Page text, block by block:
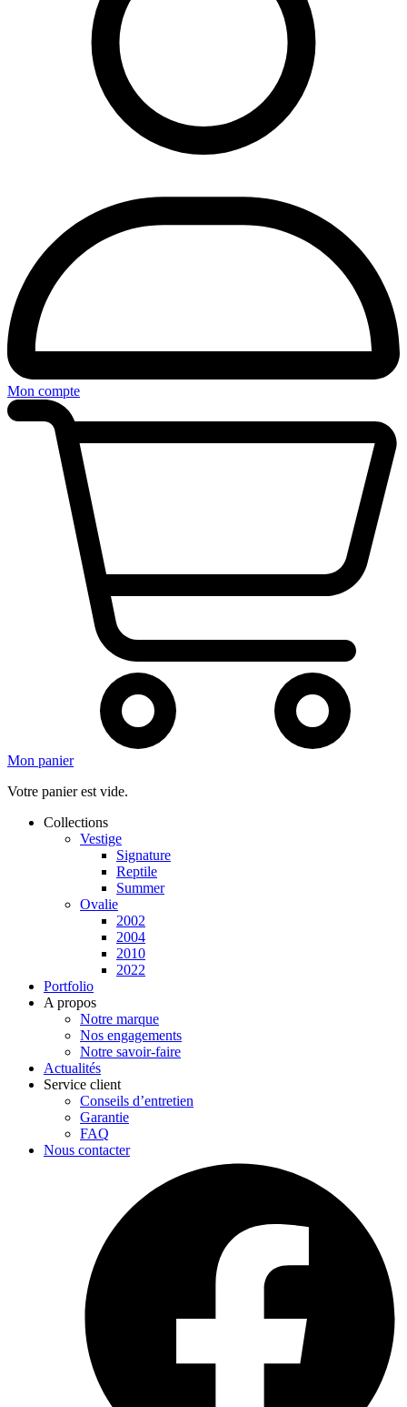
Mon compte
Mon panier
Votre panier est vide.
Collections
Vestige
Signature
Reptile
Summer
Ovalie
2002
2004
2010
2022
Portfolio
A propos
Notre marque
Nos engagements
Notre savoir-faire
Actualités
Service client
Conseils d’entretien
Garantie
FAQ
Nous contacter